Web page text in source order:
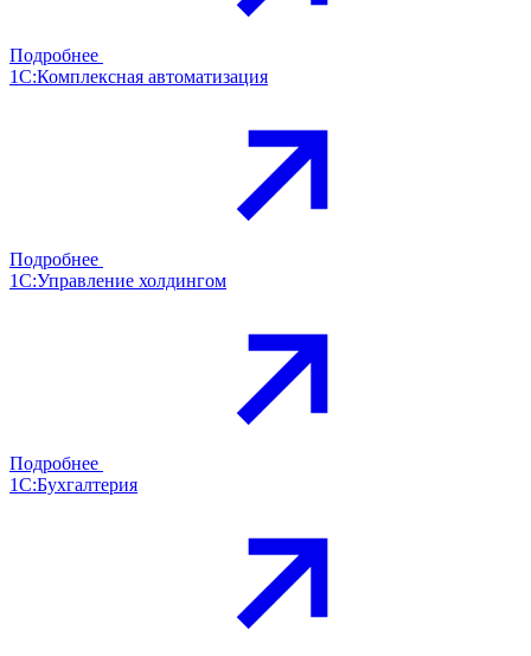
Подробнее
1С:Комплексная автоматизация
Подробнее
1С:Управление холдингом
Подробнее
1С:Бухгалтерия